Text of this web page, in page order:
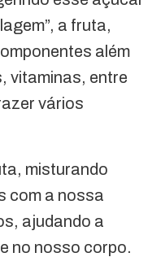
a fruta,
além
vitaminas, entre
vários
misturando
com a nossa
ajudando a
no nosso corpo.